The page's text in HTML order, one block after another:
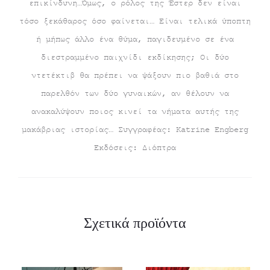
επικίνδυνη…Όμως, ο ρόλος της Έστερ δεν είναι
τόσο ξεκάθαρος όσο φαίνεται… Είναι τελικά ύποπτη
ή μήπως άλλο ένα θύμα, παγιδευμένο σε ένα
διεστραμμένο παιχνίδι εκδίκησης; Οι δύο
ντετέκτιβ θα πρέπει να ψάξουν πιο βαθιά στο
παρελθόν των δύο γυναικών, αν θέλουν να
ανακαλύψουν ποιος κινεί τα νήματα αυτής της
μακάβριας ιστορίας… Συγγραφέας: Katrine Engberg
Εκδόσεις: Διόπτρα
Σχετικά προϊόντα